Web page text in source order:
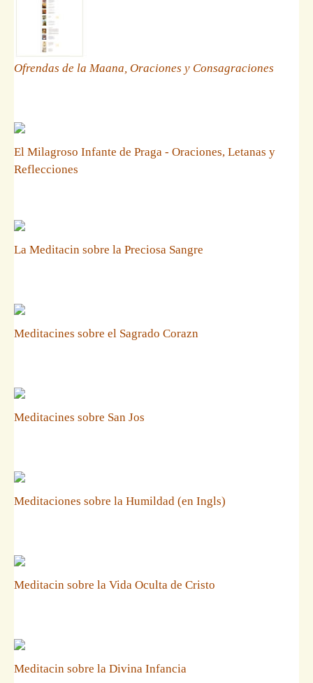
Ofrendas de la Maana, Oraciones y Consagraciones
El Milagroso Infante de Praga - Oraciones, Letanas y
Reflecciones
La Meditacin sobre la Preciosa Sangre
Meditacines sobre el Sagrado Corazn
Meditacines sobre San Jos
Meditaciones sobre la Humildad (en Ingls)
Meditacin sobre la Vida Oculta de Cristo
Meditacin sobre la Divina Infancia